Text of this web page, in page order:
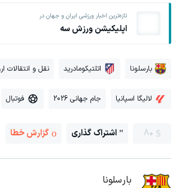
تازه‌ترین اخبار ورزشی ایران و جهان در
اپلیکیشن ورزش سه
بارسلونا اتلتیکومادرید نقل و انتقالات
لالیگا اسپانیا جام جهانی 2026 فوتبال
80 اشتراک گذاری گزارش خطا
بارسلونا